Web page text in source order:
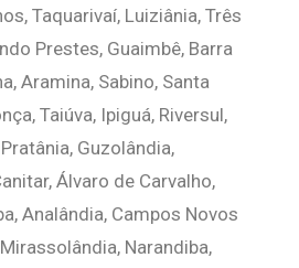
Taquarivaí, Luiziânia, Três
Prestes, Guaimbê, Barra
Aramina, Sabino, Santa
Taiúva, Ipiguá, Riversul,
Guzolândia,
Álvaro de Carvalho,
Analândia, Campos Novos
Narandiba,